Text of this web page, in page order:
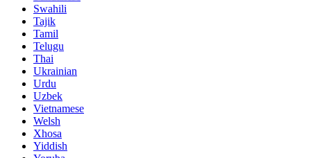
Swahili
Tajik
Tamil
Telugu
Thai
Ukrainian
Urdu
Uzbek
Vietnamese
Welsh
Xhosa
Yiddish